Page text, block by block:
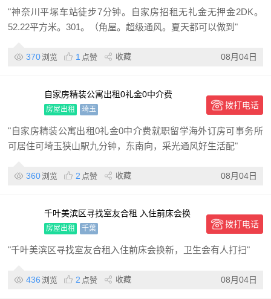
"神奈川平塚车站徒步7分钟。自家房招租无礼金无押金2DK。
52.22平方米。301。（角屋。超级通风。夏天都可以做到"
370浏览 1 点赞 收藏 08月04日
自家房精装公寓出租0礼金0中介费
房屋出租 琦玉 拨打电话
"自家房精装公寓出租0礼金0中介费就职留学海外订房可事务所
可居住可埼玉狭山駅九分钟，东南向，采光通风好生活配"
360浏览 2 点赞 收藏 08月04日
千叶美滨区寻找室友合租 入住前床会换
新，卫生会有人打扫
房屋出租 千葉 拨打电话
"千叶美滨区寻找室友合租入住前床会换新，卫生会有人打扫"
436 浏览 2 点赞 收藏 08月04日